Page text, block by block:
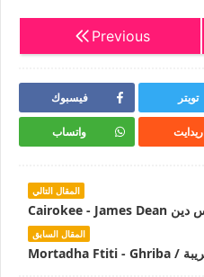
Previous
فيسبوك تويتر
واتساب ريدايت
المقال التالي
المقال السابق